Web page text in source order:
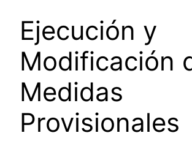
Ejecución y
Modificación
Medidas
Provisionales